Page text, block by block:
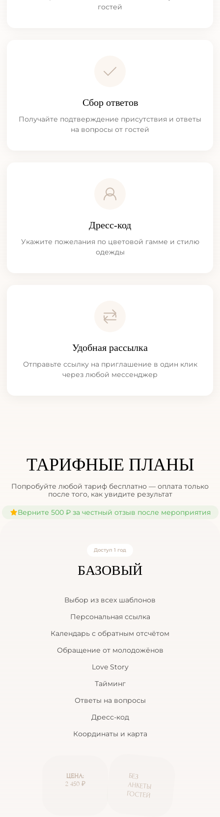
гостей
Сбор ответов
Получайте подтверждение присутствия и ответы
на вопросы от гостей
Дресс-код
Укажите пожелания по цветовой гамме и стилю
одежды
Удобная рассылка
Отправьте ссылку на приглашение в один клик
через любой мессенджер
ТАРИФНЫЕ ПЛАНЫ
Попробуйте любой тариф бесплатно — оплата только
после того, как увидите результат
Верните 500 ₽ за честный отзыв после мероприятия
Доступ 1 год
БАЗОВЫЙ
Выбор из всех шаблонов
Персональная ссылка
Календарь с обратным отсчётом
Обращение от молодожёнов
Love Story
Тайминг
Ответы на вопросы
Дресс-код
Координаты и карта
ЦЕНА:
2 450 ₽
БЕЗ
АНКЕТЫ
ГОСТЕЙ